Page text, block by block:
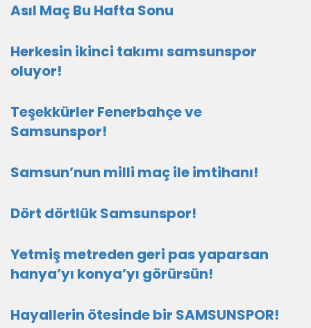
Asıl Maç Bu Hafta Sonu
Herkesin ikinci takımı samsunspor
oluyor!
Teşekkürler Fenerbahçe ve
Samsunspor!
Samsun’nun milli maç ile imtihanı!
Dört dörtlük Samsunspor!
Yetmiş metreden geri pas yaparsan
hanya’yı konya’yı görürsün!
Hayallerin ötesinde bir SAMSUNSPOR!